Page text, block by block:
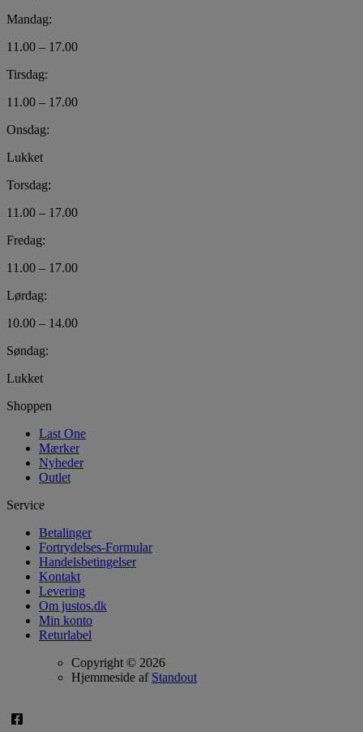
Mandag:
11.00 – 17.00
Tirsdag:
11.00 – 17.00
Onsdag:
Lukket
Torsdag:
11.00 – 17.00
Fredag:
11.00 – 17.00
Lørdag:
10.00 – 14.00
Søndag:
Lukket
Shoppen
Last One
Mærker
Nyheder
Outlet
Service
Betalinger
Fortrydelses-Formular
Handelsbetingelser
Kontakt
Levering
Om justos.dk
Min konto
Returlabel
Copyright © 2026
Hjemmeside af Standout